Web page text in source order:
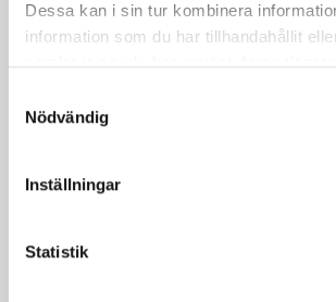
Dessa kan i sin tur kombinera
information som du har tillhandahållit
samlat in när du har använt deras
Nödvändig
Inställningar
Statistik